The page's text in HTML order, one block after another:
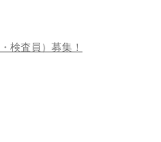
検査員）募集！